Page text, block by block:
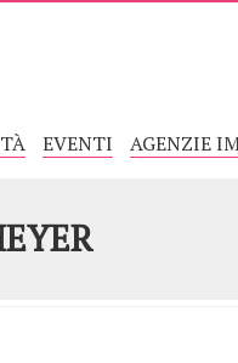
EVENTI AGENZIE